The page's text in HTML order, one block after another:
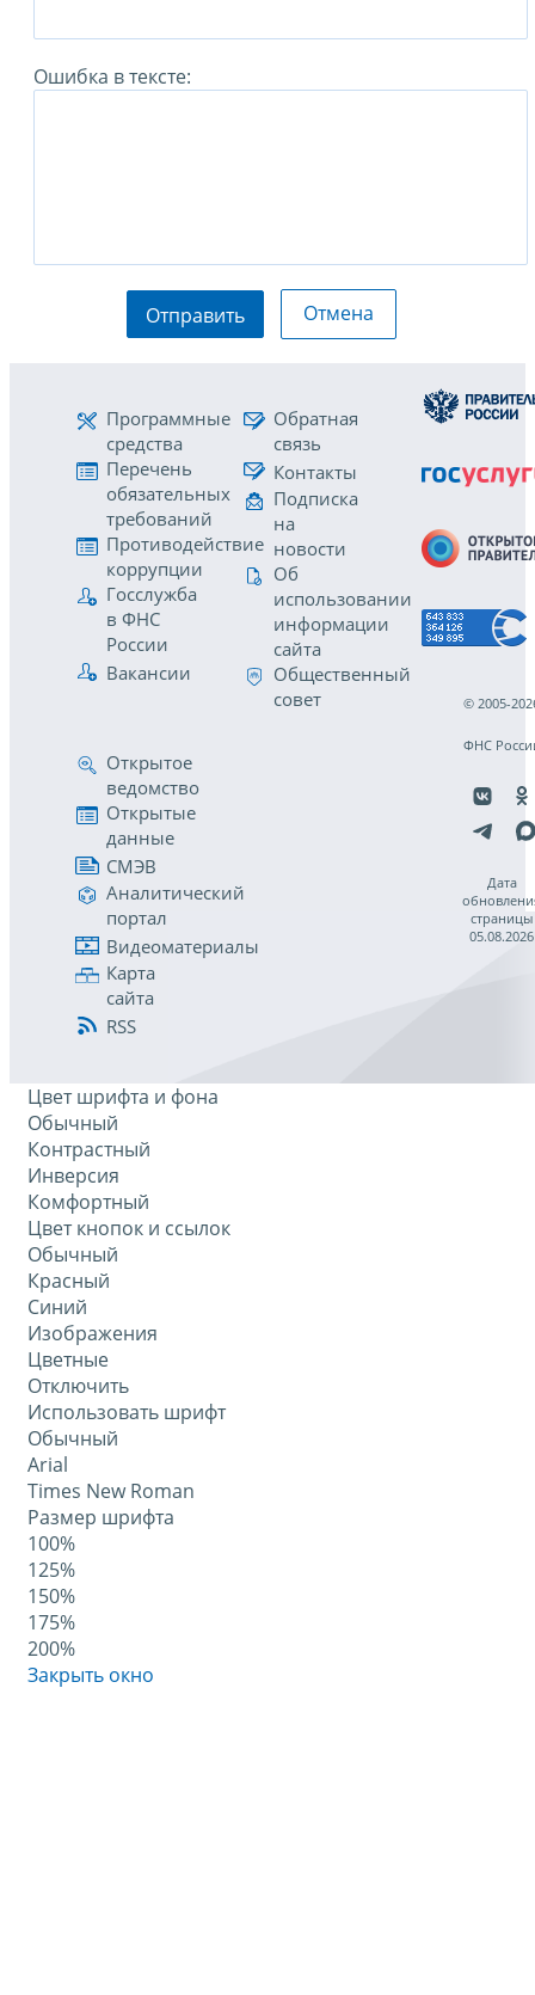
Ошибка в тексте:
Отправить Отмена
Программные
средства
Перечень
обязательных
требований
Противодействие
коррупции
Госслужба
в ФНС
России
Вакансии
Обратная
связь
Контакты
Подписка
на
новости
Об
использовании
информации
сайта
Общественный
совет
Открытое
ведомство
Открытые
данные
СМЭВ
Аналитический
портал
Видеоматериалы
Карта
сайта
RSS
© 2005-
ФНС
Дата
страницы
05.08.2026
Цвет шрифта и фона
Обычный
Контрастный
Инверсия
Комфортный
Цвет кнопок и ссылок
Обычный
Красный
Синий
Изображения
Цветные
Отключить
Использовать шрифт
Обычный
Arial
Times New Roman
Размер шрифта
100%
125%
150%
175%
200%
Закрыть окно